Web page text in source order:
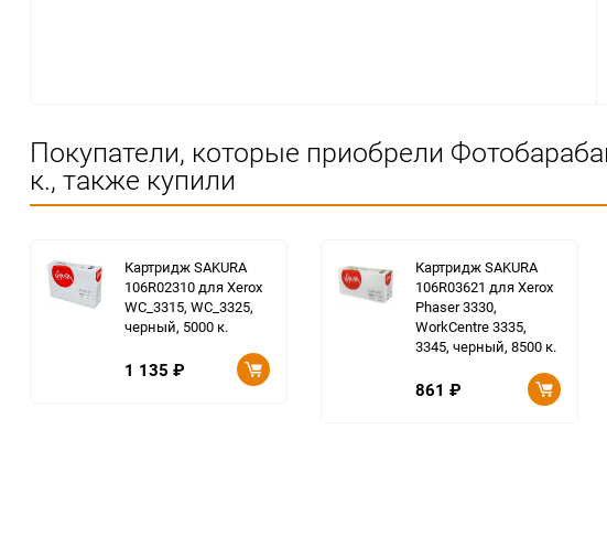
Покупатели, которые приобрели
к., также купили
Картридж SAKURA
106R02310 для Xerox
WC_3315, WC_3325,
черный, 5000 к.
1 135 ₽
Картридж SAKURA
106R03621 для Xerox
Phaser 3330,
WorkCentre 3335,
3345, черный, 8500 к.
861 ₽